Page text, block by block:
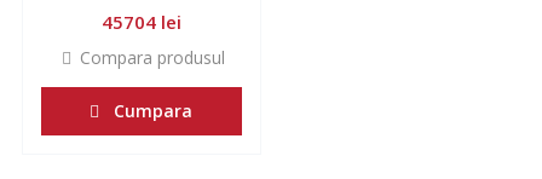
45704 lei
Compara produsul
Cumpara